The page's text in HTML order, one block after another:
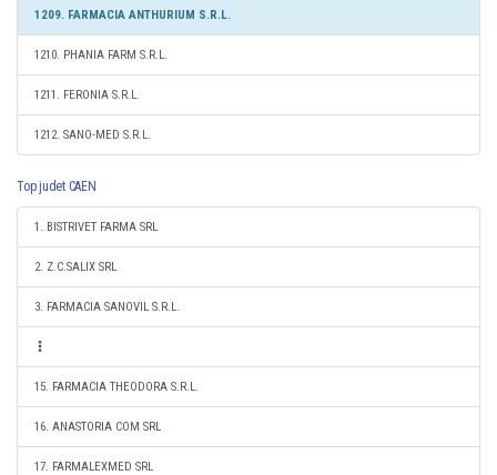
1209. FARMACIA ANTHURIUM S.R.L.
1210. PHANIA FARM S.R.L.
1211. FERONIA S.R.L.
1212. SANO-MED S.R.L.
Top judet CAEN
1. BISTRIVET FARMA SRL
2. Z.C.SALIX SRL
3. FARMACIA SANOVIL S.R.L.
15. FARMACIA THEODORA S.R.L.
16. ANASTORIA COM SRL
17. FARMALEXMED SRL